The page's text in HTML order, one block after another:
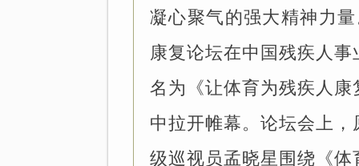
凝心聚气的强大精神力
康复论坛在中国残疾人
名为《让体育为残疾人
中拉开帷幕。论坛会上
级巡视员孟晓星围绕《